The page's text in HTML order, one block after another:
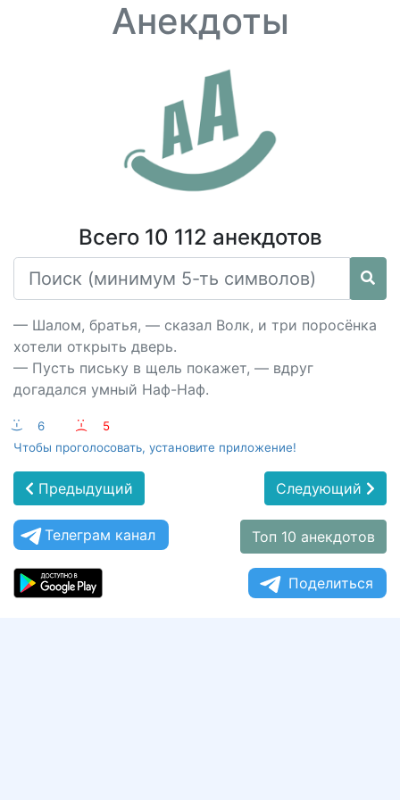
Анекдоты
Всего 10 112 анекдотов
— Шалом, братья, — сказал Волк, и три поросёнка
хотели открыть дверь.
— Пусть письку в щель покажет, — вдруг
догадался умный Наф-Наф.
:-) 6 :-(
5
Чтобы проголосовать, установите приложение!
Предыдущий Следующий
Телеграм канал Топ 10 анекдотов
Поделиться